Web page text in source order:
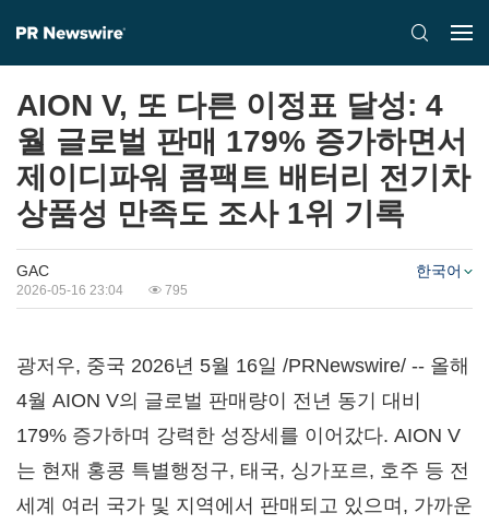
AION V, 또 다른 이정표 달성: 4
월 글로벌 판매 179% 증가하면서
제이디파워 콤팩트 배터리 전기차
상품성 만족도 조사 1위 기록
GAC
2026-05-16 23:04 795
한국어
광저우, 중국 2026년 5월 16일 /PRNewswire/ -- 올해
4월 AION V의 글로벌 판매량이 전년 동기 대비
179% 증가하며 강력한 성장세를 이어갔다. AION V
는 현재 홍콩 특별행정구, 태국, 싱가포르, 호주 등 전
세계 여러 국가 및 지역에서 판매되고 있으며, 가까운